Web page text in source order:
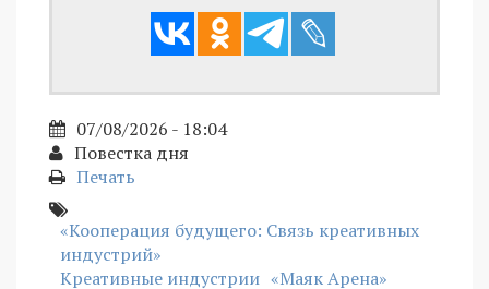
07/08/2026 - 18:04
Повестка дня
Печать
«Кооперация будущего: Связь креативных
индустрий»
Креативные индустрии «Маяк Арена»